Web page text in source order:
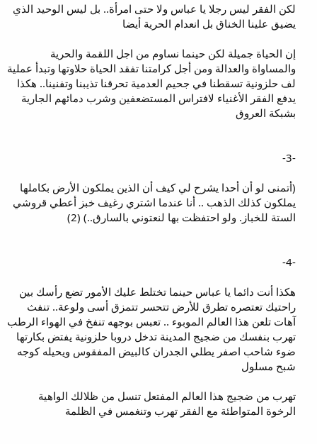
لكن الفقر ليس رجلا يا عباس ولا حتى امرأة.. بل ليس الوحيد الذي
يضيق علينا الخناق بل انعدام الحرية أيضا
إن الحياة جميلة لكن حينما نساوم من اجل اللقمة والحرية
والمساواة والعدالة ومن أجل كرامتنا تفقد الحياة حلاوتها وتبدأ عملية
لف حلزونية تسقطنا في جحيم العدمية تحرقنا تذيبنا وتفنينا.. هكذا
يدفع الفقر الأغنياء لافتراس المستضعفين وشرب دمائهم الجارية
بشبكة العروق
-3-
(أتمنى لو أن أحدا يشرح لي كيف أن الذين يملكون الأرض بكاملها
يملكون كذلك الذهب .. أنا عندما اشتري رغيف خبز أعطي قروشي
الستة للخباز. ولو احتفظت بها لنعتوني بالسارق..) (2)
-4-
هكذا أنت دائما يا عباس حينما تختلط عليك الأمور تضع رأسك بين
راحتيك تعتصره تطرق للأرض تتحسر تتمزق أسى ولوعة.. تنفث
آهات تلعن هذا العالم الموبوء .. تعبس بوجهه تنفخ في الهواء الرطب
تهرب بنفسك من ضجيج المدينة تدخل دروبا حلزونية يفتض بكارتها
ضوء شاحب اصفر يطلي الجدران كالبيض المفقوس ويحيله كوجه
شبح مسلول
تهرب من ضجيج هذا العالم المفتعل تنسل من ظلالك الواهية
الرخوة المتواطئة مع الفقر تهرب وتنغمس في الظلمة